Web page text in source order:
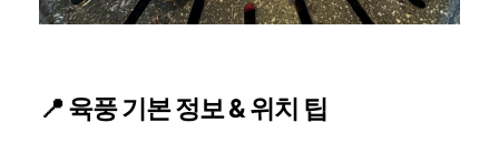
📍 육풍 기본 정보 & 위치 팁